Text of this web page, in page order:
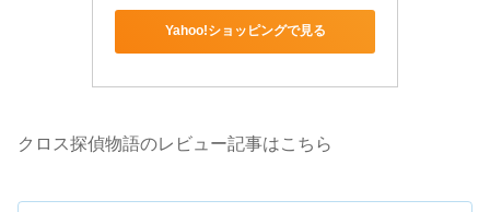
Yahoo!ショッピングで見る
クロス探偵物語のレビュー記事はこちら